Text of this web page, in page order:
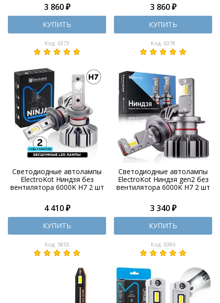
3 860 ₽
КУПИТЬ
Код: 6373
3 860 ₽
КУПИТЬ
Код: 6378
Светодиодные автолампы
ElectroKot Ниндзя без
вентилятора 6000K H7 2 шт
4 410 ₽
КУПИТЬ
Код: 5853
Светодиодные автолампы
ElectroKot Ниндзя gen2 без
вентилятора 6000K H7 2 шт
3 340 ₽
КУПИТЬ
Код: 6386